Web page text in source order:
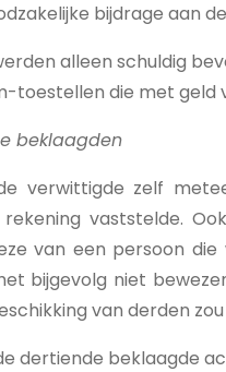
bijdrage aan
alleen schuldig
toestellen die met
beklaagden
verwittigde zelf
vaststelde.
van een persoon
bijgevolg niet
van derden
dertiende beklaagde